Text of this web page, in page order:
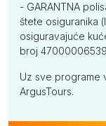
- GARANTNA
štete osiguranika
osiguravajuće
broj
Uz sve programe
ArgusTours.